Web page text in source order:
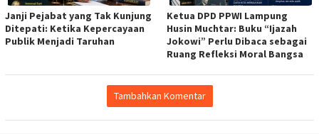
Janji Pejabat yang Tak Kunjung
Ditepati: Ketika Kepercayaan
Publik Menjadi Taruhan
Ketua DPD PPWI Lampung
Husin Muchtar: Buku “Ijazah
Jokowi” Perlu Dibaca sebagai
Ruang Refleksi Moral Bangsa
Tambahkan Komentar